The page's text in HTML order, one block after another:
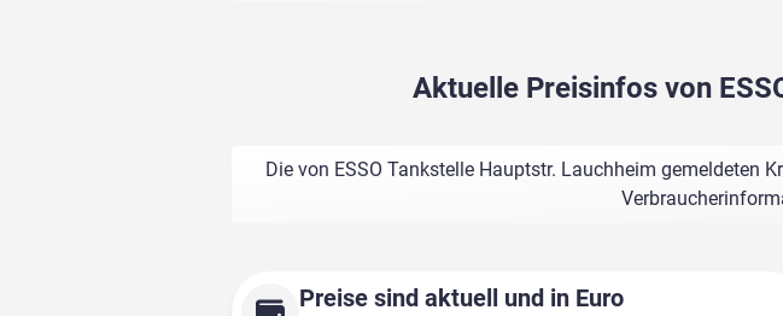
Aktuelle Preisinfos von
Die von ESSO Tankstelle Hauptstr. Lauchheim gemeldeten
Preise sind aktuell und in Euro